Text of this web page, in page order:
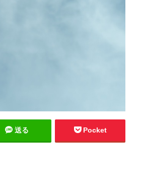
送る Pocket